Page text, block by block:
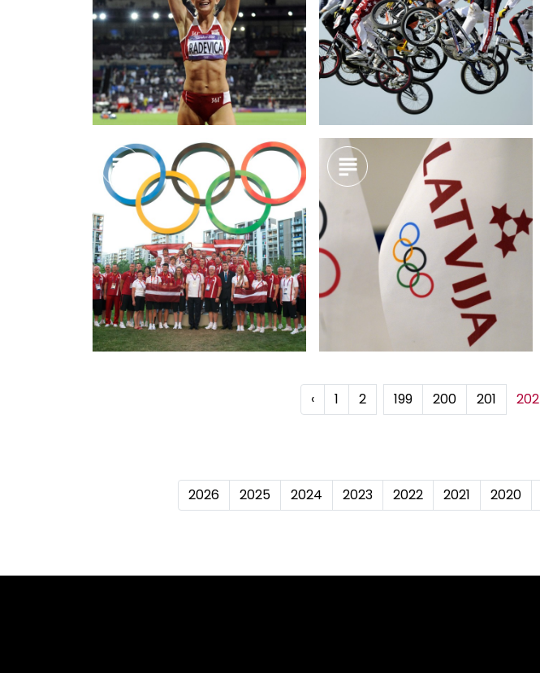
‹ 1 2 199 200 201 202
2026 2025 2024 2023 2022 2021 2020